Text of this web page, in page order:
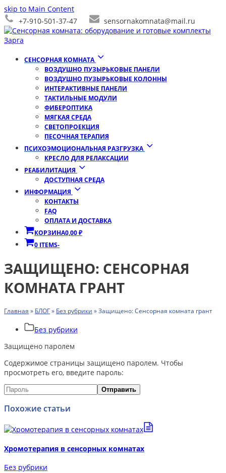
skip to Main Content
+7-910-501-37-47
sensornakomnata@mail.ru
СЕНСОРНАЯ КОМНАТА
ВОЗДУШНО ПУЗЫРЬКОВЫЕ ПАНЕЛИ
ВОЗДУШНО ПУЗЫРЬКОВЫЕ КОЛОННЫ
ИНТЕРАКТИВНЫЕ ПАНЕЛИ
ТАКТИЛЬНЫЕ МОДУЛИ
ФИБЕРОПТИКА
МЯГКАЯ СРЕДА
СВЕТОПРОЕКЦИЯ
ПЕСОЧНАЯ ТЕРАПИЯ
ПСИХОЭМОЦИОНАЛЬНАЯ РАЗГРУЗКА
КРЕСЛО ДЛЯ РЕЛАКСАЦИИ
РЕАБИЛИТАЦИЯ
ДОСТУПНАЯ СРЕДА
ИНФОРМАЦИЯ
КОНТАКТЫ
FAQ
ОПЛАТА И ДОСТАВКА
КОРЗИНА0,00₽
0 ITEMS-
ЗАЩИЩЕНО: СЕНСОРНАЯ
КОМНАТА ГРАНТ
Главная » БЛОГ» Без рубрики »Защищено: Сенсорная комната грант
Без рубрики
Защищено паролем
Содержимое страницы защищено паролем. Чтобы
просмотреть его, введите пароль:
Похожие статьи
Хромотерапия в сенсорных комнатах
Без рубрики